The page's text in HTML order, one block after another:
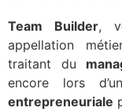
Team Builder,
appellation
traitant du
encore lors
entrepreneuriale